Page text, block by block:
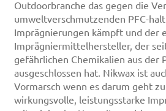
Outdoorbranche das gegen die
umweltverschmutzenden PFC-
Imprägnierungen kämpft und der
Imprägniermittelhersteller, der
gefährlichen Chemikalien aus der
ausgeschlossen hat. Nikwax ist
Vormarsch wenn es darum geht
wirkungsvolle, leistungsstarke